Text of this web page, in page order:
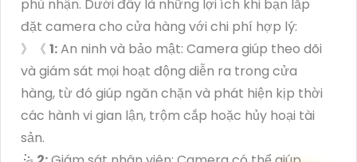
phủ nhận. Dưới đây là những lợi ích khi bạn lắp
đặt camera cho cửa hàng với chi phí hợp lý:
》《 1:An ninh và bảo mật: Camera giúp theo dõi
và giám sát mọi hoạt động diễn ra trong cửa
hàng, từ đó giúp ngăn chặn và phát hiện kịp thời
các hành vi gian lận, trộm cắp hoặc hủy hoại tài
sản.